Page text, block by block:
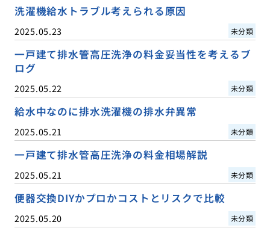
洗濯機給水トラブル考えられる原因
2025.05.23 未分類
一戸建て排水管高圧洗浄の料金妥当性を考えるブ
ログ
2025.05.22 未分類
給水中なのに排水洗濯機の排水弁異常
2025.05.21 未分類
一戸建て排水管高圧洗浄の料金相場解説
2025.05.21 未分類
便器交換DIYかプロかコストとリスクで比較
2025.05.20 未分類